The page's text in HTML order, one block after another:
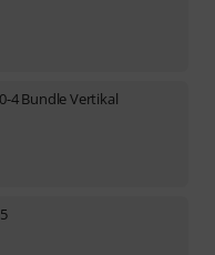
4 Bundle Vertikal